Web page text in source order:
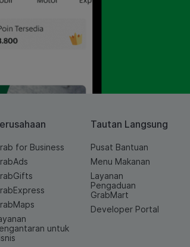
for Business
untuk
Tautan Langsung
Pusat Bantuan
Menu Makanan
Layanan
Pengaduan
GrabMart
Developer Portal